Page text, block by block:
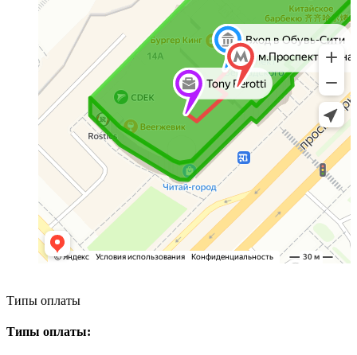
Типы оплаты
Типы оплаты: